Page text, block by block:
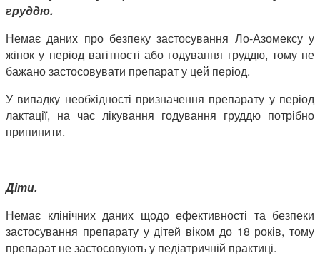
груддю.
Немає даних про безпеку застосування Ло-Азомексу у
жінок у період вагітності або годування груддю, тому не
бажано застосовувати препарат у цей період.
У випадку необхідності призначення препарату у період
лактації, на час лікування годування груддю потрібно
припинити.
Діти.
Немає клінічних даних щодо ефективності та безпеки
застосування препарату у дітей віком до 18 років, тому
препарат не застосовують у педіатричній практиці.